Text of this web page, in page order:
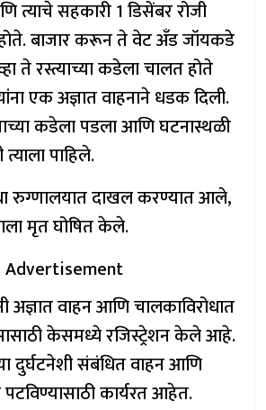
त्याचे सहकारी 1 डिसेंबर रोजी
होते. बाजार करून ते वेट अँड जॉयकडे
ते रस्त्याच्या कडेला चालत होते
एक अज्ञात वाहनाने धडक दिली.
कडेला पडला आणि घटनास्थळी
पाहिले.
रुग्णालयात दाखल करण्यात आले,
मृत घोषित केले.
Advertisement
अज्ञात वाहन आणि चालकाविरोधात
केसमध्ये रजिस्ट्रेशन केले आहे.
दुर्घटनेशी संबंधित वाहन आणि
कार्यरत आहेत.